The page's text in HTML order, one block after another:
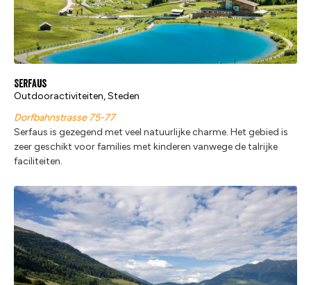
Serfaus
Outdooractiviteiten, Steden
Dorfbahnstrasse 75-77
Serfaus is gezegend met veel natuurlijke charme. Het gebied is
zeer geschikt voor families met kinderen vanwege de talrijke
faciliteiten.